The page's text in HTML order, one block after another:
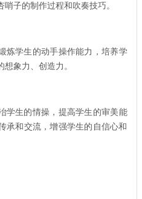
子的制作过程和吹奏技巧。
炼学生的动手操作能力，培养学
象力、创造力。
学生的情操，提高学生的审美能
承和交流，增强学生的自信心和